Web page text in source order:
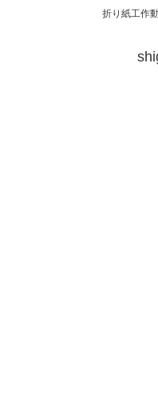
折り紙工作